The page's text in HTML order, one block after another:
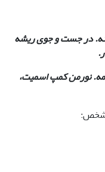
(1390)، با نور و آینه. در جست و جوی ریشه
.
محض، ترجمه. نورمن کمپ اسمیت،